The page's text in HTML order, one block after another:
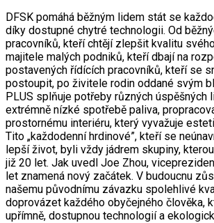
DFSK pomáhá běžným lidem stát se
díky dostupné chytré technologii. Od
pracovníků, kteří chtějí zlepšit kvalitu
majitele malých podniků, kteří dbají na
postavených řídících pracovníků, kteří se
postoupit, po živitele rodin oddané svým
PLUS splňuje potřeby různých úspěšných
extrémně nízké spotřebě paliva,
prostornému interiéru, který vyvažuje
Tito „každodenní hrdinové”, kteří se
lepší život, byli vždy jádrem skupiny,
již 20 let. Jak uvedl Joe Zhou,
let znamená nový začátek. V budoucnu
našemu původnímu závazku spolehlivé
doprovázet každého obyčejného člověka,
upřímně, dostupnou technologií a